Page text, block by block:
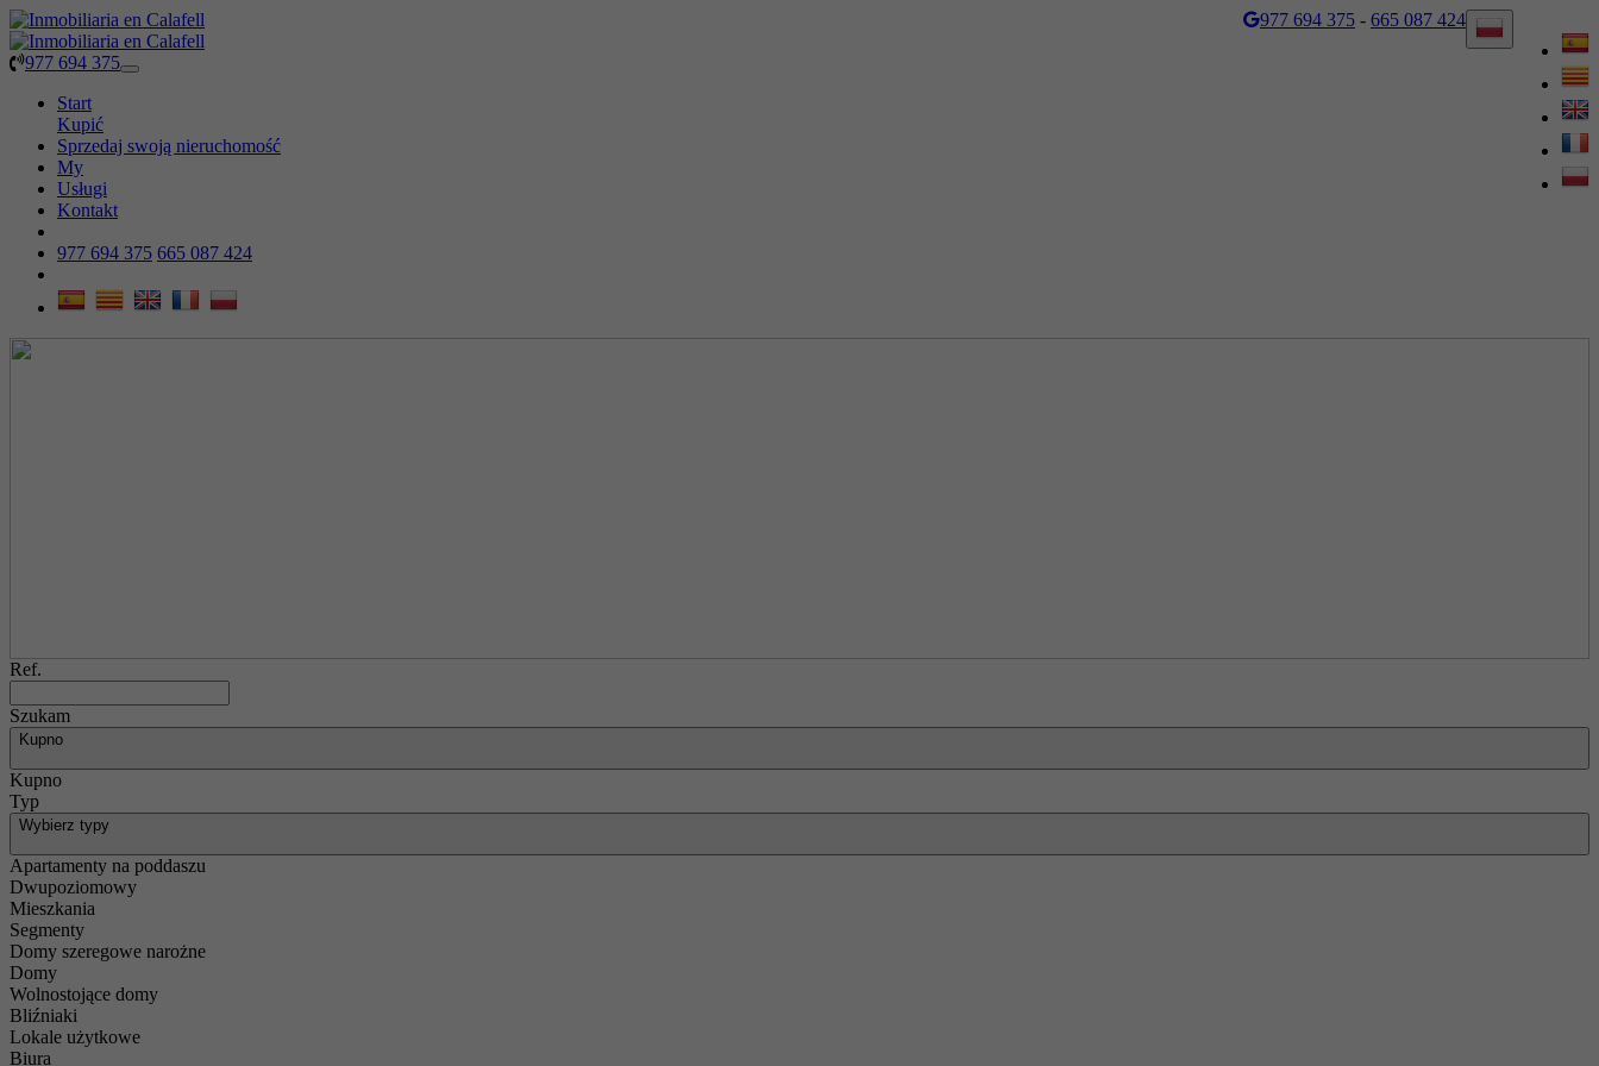
977 694 375 - 665 087 424
977 694 375
Toggle
Start
Kupić
Sprzedaj swoją nieruchomość
My
Usługi
Kontakt
977 694 375 665 087 424
Ref.
Szukam
Kupno
Kupno
Typ
Wybierz typy
Apartamenty na poddaszu
Dwupoziomowy
Mieszkania
Segmenty
Domy szeregowe narożne
Domy
Wolnostojące domy
Bliźniaki
Lokale użytkowe
Biura